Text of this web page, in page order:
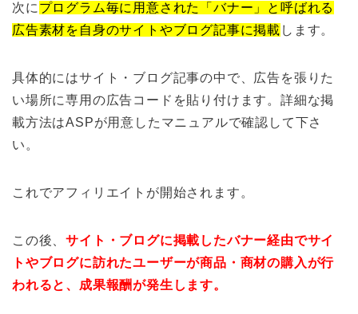
次に プログラム毎に用意された「バナー」と呼ばれる
広告素材を自身のサイトやブログ記事に掲載 します。
具体的にはサイト・ブログ記事の中で、広告を張りた
い場所に専用の広告コードを貼り付けます。詳細な掲
載方法はASPが用意したマニュアルで確認して下さ
い。
これでアフィリエイトが開始されます。
この後、サイト・ブログに掲載したバナー経由でサイ
トやブログに訪れたユーザーが商品・商材の購入が行
われると、成果報酬が発生します。